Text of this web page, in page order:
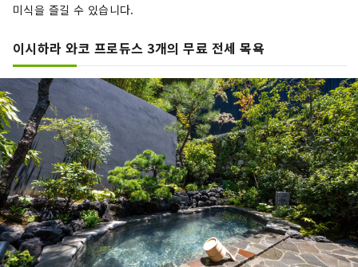
미식을 즐길 수 있습니다.
이시하라 와코 프로듀스 3개의 무료 전세 목욕